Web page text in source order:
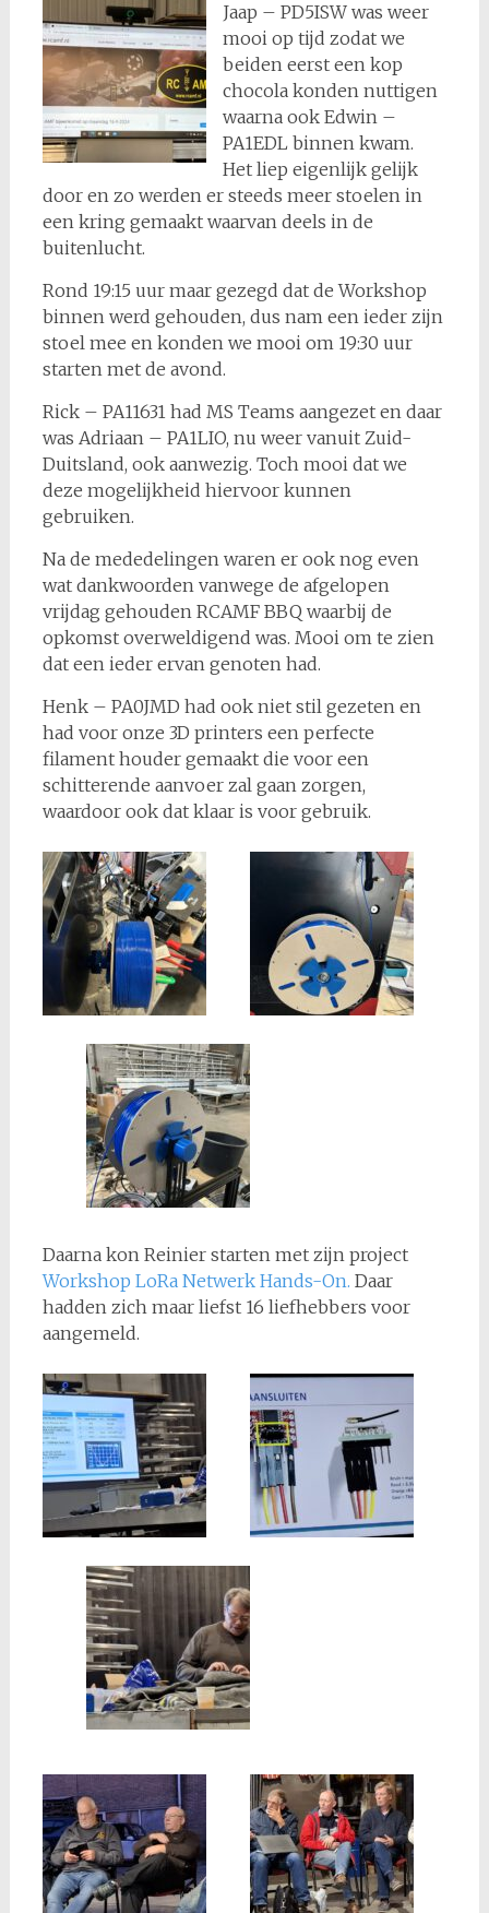
Jaap – PD5ISW was weer
mooi op tijd zodat we
beiden eerst een kop
chocola konden nuttigen
waarna ook Edwin –
PA1EDL binnen kwam.
Het liep eigenlijk gelijk
door en zo werden er steeds meer stoelen in
een kring gemaakt waarvan deels in de
buitenlucht.
Rond 19:15 uur maar gezegd dat de Workshop
binnen werd gehouden, dus nam een ieder zijn
stoel mee en konden we mooi om 19:30 uur
starten met de avond.
Rick – PA11631 had MS Teams aangezet en daar
was Adriaan – PA1LIO, nu weer vanuit Zuid-
Duitsland, ook aanwezig. Toch mooi dat we
deze mogelijkheid hiervoor kunnen
gebruiken.
Na de mededelingen waren er ook nog even
wat dankwoorden vanwege de afgelopen
vrijdag gehouden RCAMF BBQ waarbij de
opkomst overweldigend was. Mooi om te zien
dat een ieder ervan genoten had.
Henk – PA0JMD had ook niet stil gezeten en
had voor onze 3D printers een perfecte
filament houder gemaakt die voor een
schitterende aanvoer zal gaan zorgen,
waardoor ook dat klaar is voor gebruik.
Daarna kon Reinier starten met zijn project
Workshop LoRa Netwerk Hands-On. Daar
hadden zich maar liefst 16 liefhebbers voor
aangemeld.